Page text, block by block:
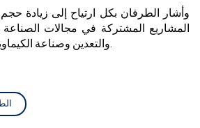
وأشار الطرفان بكل ارتياح إلى زيادة حجم
المشاريع المشتركة في مجالات الصناعة
والتعدين وصناعة الكيماويات وغيرها من الميادين.